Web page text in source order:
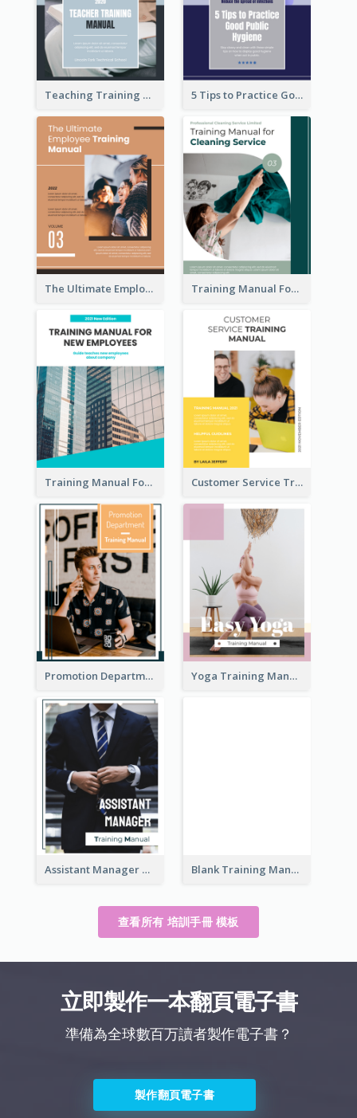
Teaching Training Manual 5 Tips to Practice Good Public Hygiene
The Ultimate Employee Training Manual Training Manual For Cleaning Service
Training Manual For New Employee Customer Service Training Manual
Promotion Department Training Manual Yoga Training Manual
Assistant Manager Training Manual Blank Training Manual
查看所有 培訓手冊 模板
立即製作一本翻頁電子書
準備為全球數百万讀者製作電子書？
製作翻頁電子書